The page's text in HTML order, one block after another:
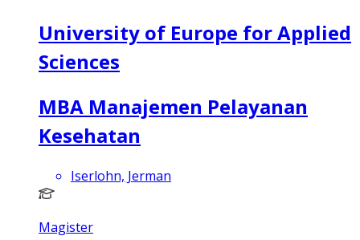
University of Europe for Applied
Sciences
MBA Manajemen Pelayanan
Kesehatan
Iserlohn, Jerman
Magister